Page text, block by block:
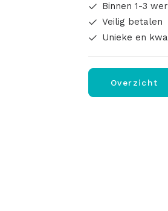
Binnen 1-3
Veilig betalen
Unieke en
Overzicht